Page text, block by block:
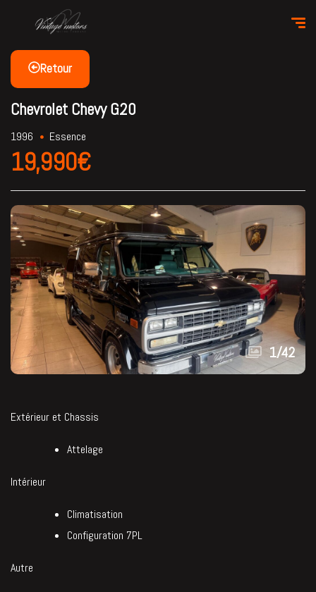
Retour
Chevrolet Chevy G20
1996 Essence
19,990€
1/42
Extérieur et Chassis
Attelage
Intérieur
Climatisation
Configuration 7PL
Autre